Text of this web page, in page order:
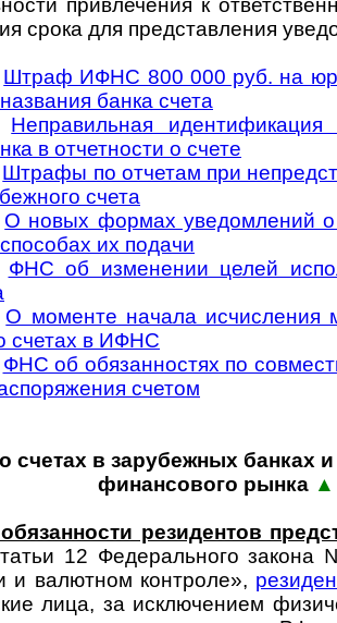
привлечения к
срока для пред­став­ле­ния
Штраф ИФНС 800 000 руб. на
банка счета
Неправильная идентификация
в от­чет­но­сти о счете
Штрафы по отчетам при
счета
О новых формах уве­до­м­ле­ний
их подачи
ФНС об изменении целей
О моменте начала исчисления
счетах в ИФНС
ФНС об обязанностях по
сче­том
счетах в зарубежных банках
финан­со­вого рынка ▲
резидентов
12 Феде­ра­ль­ного
и валют­ном конт­роле»,
лица, за исклю­че­нием